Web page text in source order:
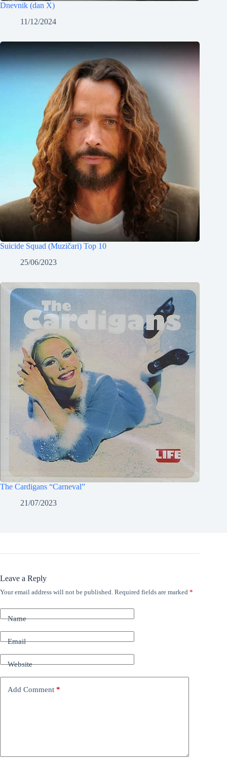
Dnevnik (dan X)
11/12/2024
Suicide Squad (Muzičari) Top 10
25/06/2023
The Cardigans “Carneval”
21/07/2023
Leave a Reply
Your email address will not be published. Required fields are marked *
Name
Email
Website
Add Comment *